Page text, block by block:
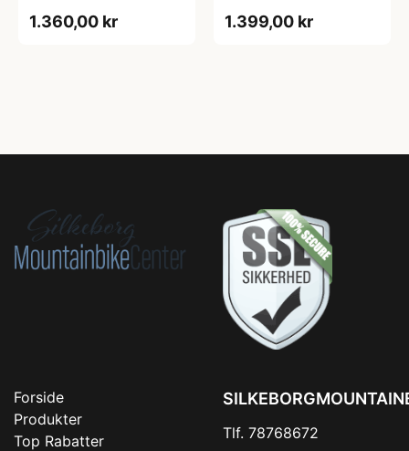
1.360,00 kr 1.399,00 kr
Forside
Produkter
Top Rabatter
Tlf. 78768672